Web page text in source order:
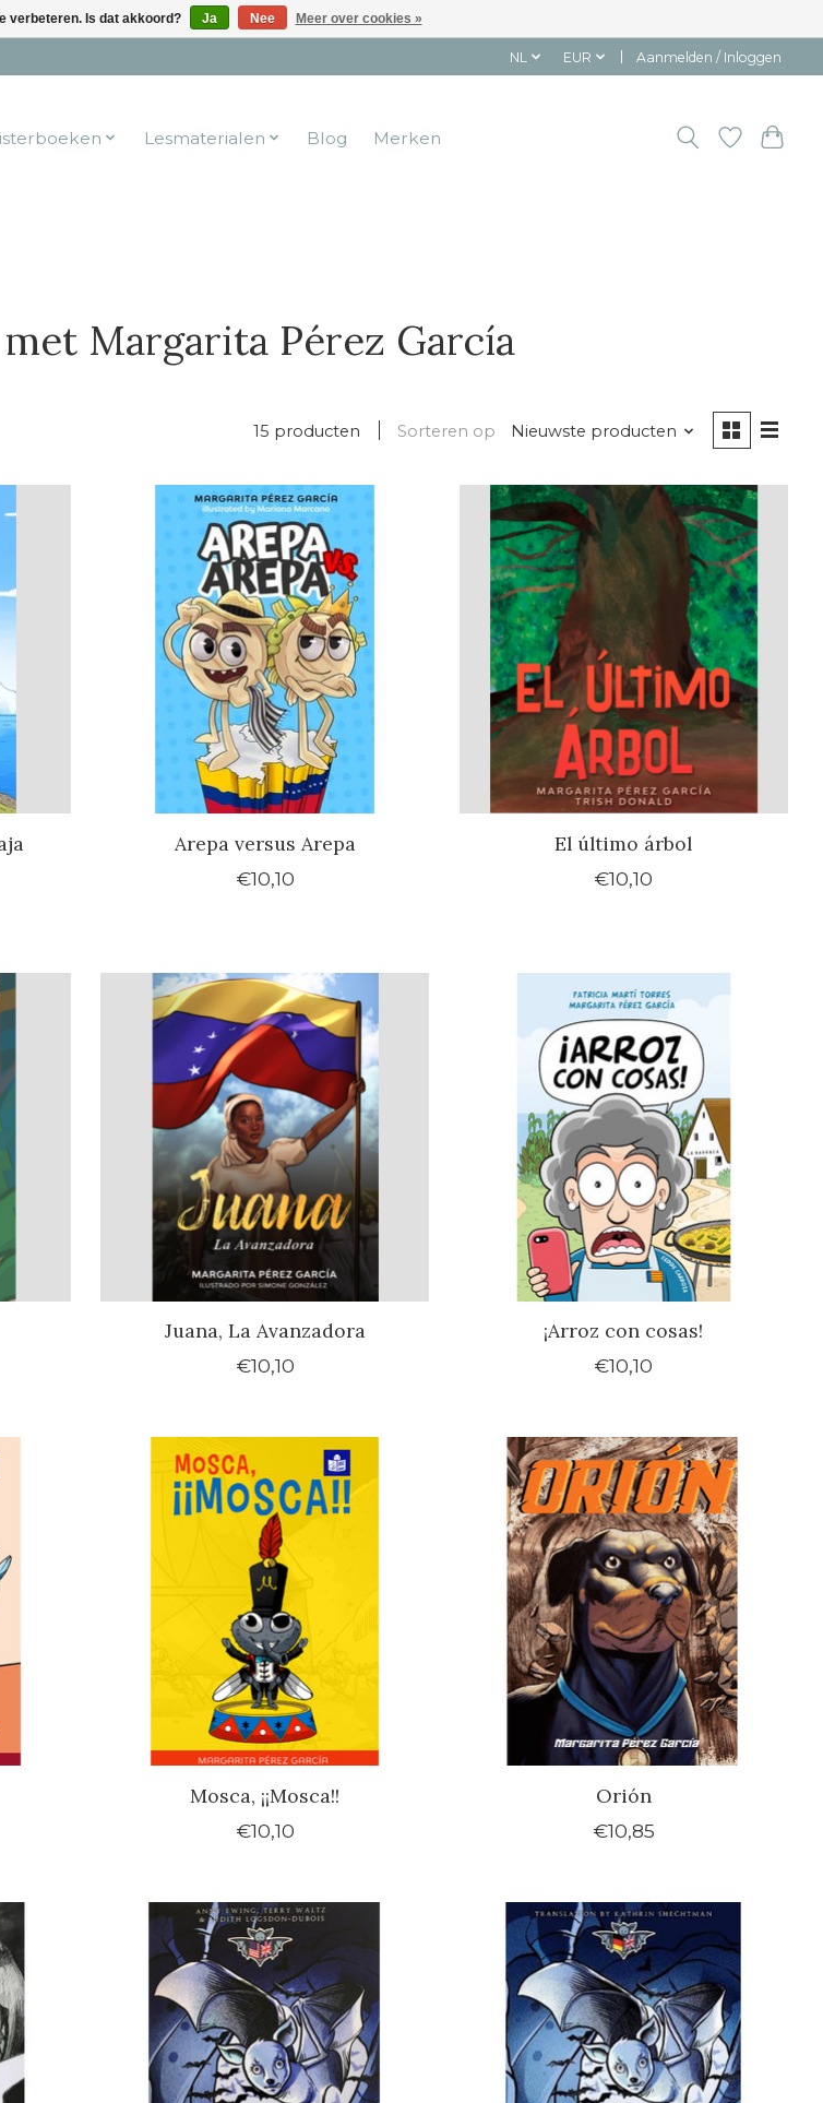
NL EUR Aanmelden / Inloggen
Lesmaterialen Blog Merken
Margarita Pérez García
15 producten Sorteren op Nieuwste producten
Arepa versus Arepa
€10,10
El último árbol
€10,10
Juana, La Avanzadora
€10,10
¡Arroz con cosas!
€10,10
Mosca, ¡¡Mosca!!
€10,10
Orión
€10,85
verbeteren. Is dat akkoord? Ja Nee Meer over cookies »